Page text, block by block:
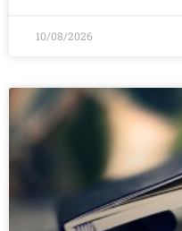
10/08/2026